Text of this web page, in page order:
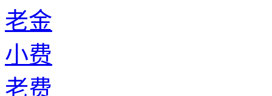
老金
小费
老费